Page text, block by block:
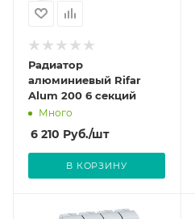
Радиатор
алюминиевый Rifar
Alum 200 6 секций
Много
6 210 Руб./шт
В КОРЗИНУ